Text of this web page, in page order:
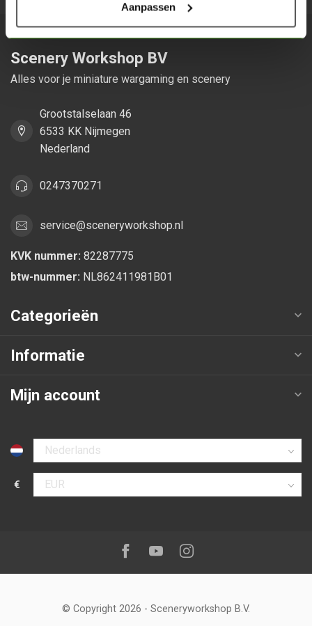
Aanpassen
Scenery Workshop BV
Alles voor je miniature wargaming en scenery
Grootstalselaan 46
6533 KK Nijmegen
Nederland
0247370271
service@sceneryworkshop.nl
KVK nummer: 82287775
btw-nummer: NL862411981B01
Categorieën
Informatie
Mijn account
Selecteer taal
€
Selecteer valuta
Volg ons op:Facebook
YoutubeInstagram
© Copyright 2026 - Sceneryworkshop B.V.